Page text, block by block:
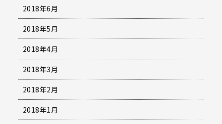
2018年6月
2018年5月
2018年4月
2018年3月
2018年2月
2018年1月